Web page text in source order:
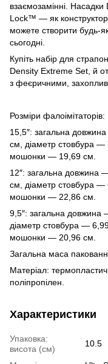
взаємозамінні.
Lock™ — як
можете створити будь-
сьогодні.
Купіть набір для
Density Extreme Set, й
з феєричними,
Розміри фалоімітаторів:
15,5″: загальна
см, діаметр стовбура
мошонки — 19,69 см.
12″: загальна довжина
см, діаметр стовбура
мошонки — 22,86 см.
9,5″: загальна
діаметр стовбура —
мошонки — 20,96 см.
Загальна маса
Матеріал:
поліпропілен.
Характеристики
Упаковка:
висота (см)
10.5